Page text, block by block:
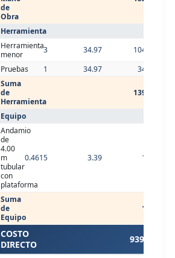
de
Obra
Herramienta
Herramienta
menor
3 34.97
104.91
Pruebas 1 34.97
34.97
Suma
de
Herramienta
139.88
Equipo
Andamio
de
4.00
m
tubular
con
plataforma
0.4615 3.39 1.56
Suma
de
Equipo
1.56
COSTO
DIRECTO
939.99